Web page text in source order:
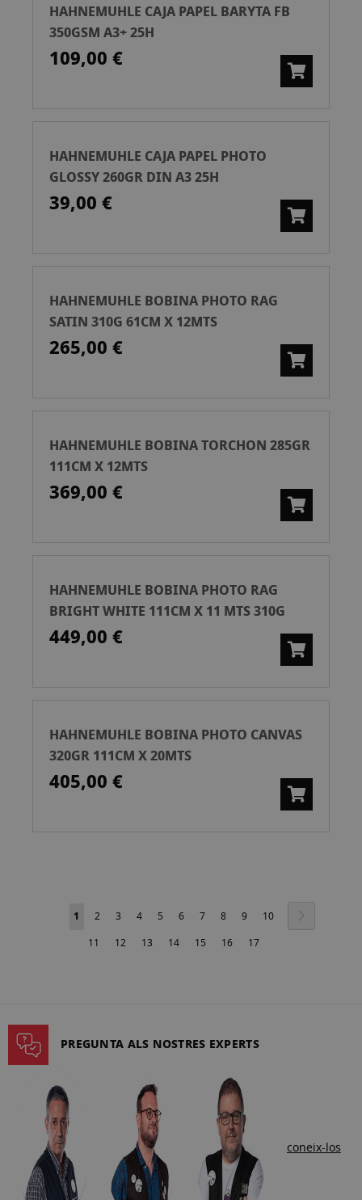
HAHNEMUHLE CAJA PAPEL BARYTA FB
350GSM A3+ 25H
109,00 €
HAHNEMUHLE CAJA PAPEL PHOTO
GLOSSY 260GR DIN A3 25H
39,00 €
HAHNEMUHLE BOBINA PHOTO RAG
SATIN 310G 61CM X 12MTS
265,00 €
HAHNEMUHLE BOBINA TORCHON 285GR
111CM X 12MTS
369,00 €
HAHNEMUHLE BOBINA PHOTO RAG
BRIGHT WHITE 111CM X 11 MTS 310G
449,00 €
HAHNEMUHLE BOBINA PHOTO CANVAS
320GR 111CM X 20MTS
405,00 €
Pàgina
Actualment
estàs
1 Pàgina
2 Pàgina
3 Pàgina
4 Pàgina
5 Pàgina
6 Pàgina
7 Pàgina
8 Pàgina
9 Pàgina
10
Pàgina
11 Pàgina
12 Pàgina
13 Pàgina
14 Pàgina
15 Pàgina
16 Pàgina
17
PREGUNTA ALS NOSTRES EXPERTS
coneix-los